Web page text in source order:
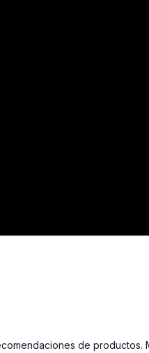
de productos.